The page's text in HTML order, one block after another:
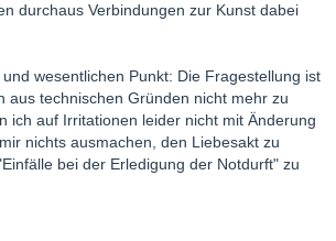
durchaus Verbindungen zur Kunst dabei
wesentlichen Punkt: Die Fragestellung ist
aus technischen Gründen nicht mehr zu
ich auf Irritationen leider nicht mit Änderung
nichts ausmachen, den Liebesakt zu
bei der Erledigung der Notdurft" zu